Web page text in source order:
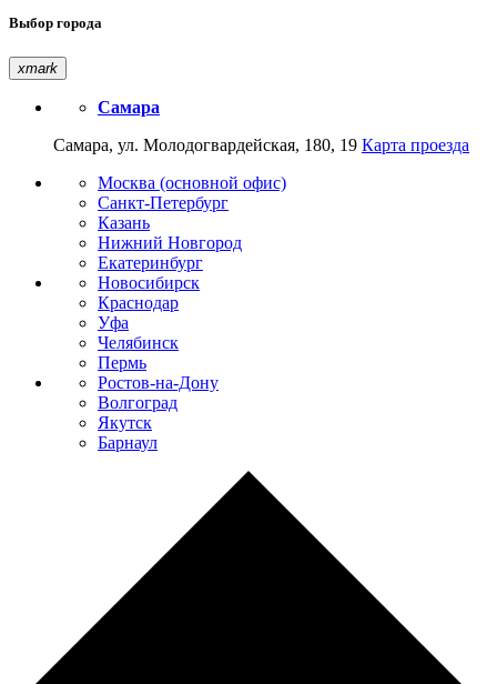
Выбор города
xmark
Самара
Самара, ул. Молодогвардейская, 180, 19 Карта проезда
Москва (основной офис)
Санкт-Петербург
Казань
Нижний Новгород
Екатеринбург
Новосибирск
Краснодар
Уфа
Челябинск
Пермь
Ростов-на-Дону
Волгоград
Якутск
Барнаул